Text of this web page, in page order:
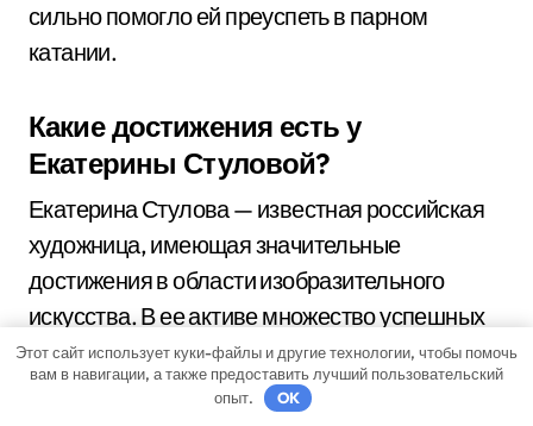
сильно помогло ей преуспеть в парном
катании.
Какие достижения есть у
Екатерины Стуловой?
Екатерина Стулова — известная российская
художница, имеющая значительные
достижения в области изобразительного
искусства. В ее активе множество успешных
персональных и групповых выставок, на
которых ее работы привлекли внимание и
Этот сайт использует куки-файлы и другие технологии, чтобы помочь
вам в навигации, а также предоставить лучший пользовательский
опыт.
OK